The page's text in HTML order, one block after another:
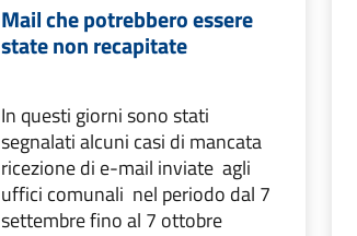
Mail che potrebbero essere
state non recapitate
In questi giorni sono stati
segnalati alcuni casi di mancata
ricezione di e-mail inviate agli
uffici comunali nel periodo dal 7
settembre fino al 7 ottobre